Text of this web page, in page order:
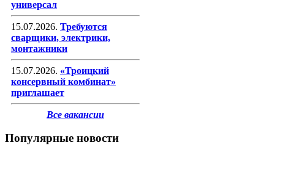
универсал
15.07.2026. Требуются
сварщики, электрики,
монтажники
15.07.2026. «Троицкий
консервный комбинат»
приглашает
Все вакансии
Популярные новости